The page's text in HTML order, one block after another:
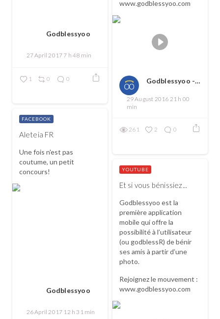
Godblessyoo
27 April 2017 7 h 48 min
1 0 0
www.godblessyoo.com
Godblessyoo - Spread love, spread the good
29 August 2016 21 h 00
min
261 2 0
Aleteia FR
Une fois n'est pas
coutume, un petit
concours!
Godblessyoo
26 April 2017 12 h 31 min
FACEBOOK
Et si vous bénissiez...
Godblessyoo est la
première application
mobile qui offre la
possibilité à l’utilisateur
(ou godblessR) de bénir
ses amis à partir d’une
photo.
Rejoignez le mouvement :
www.godblessyoo.com
YOUTUBE